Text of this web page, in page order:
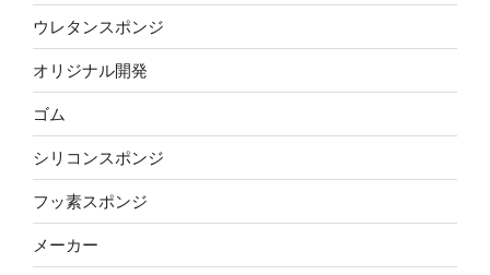
ウレタンスポンジ
オリジナル開発
ゴム
シリコンスポンジ
フッ素スポンジ
メーカー